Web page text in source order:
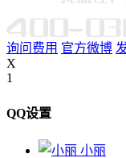
询问费用 官方微博
X
1
QQ设置
小丽